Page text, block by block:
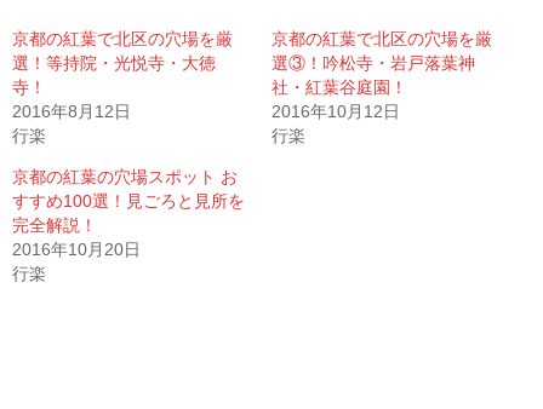
京都の紅葉で北区の穴場を厳
選！等持院・光悦寺・大徳
寺！
2016年8月12日
行楽
京都の紅葉で北区の穴場を厳
選③！吟松寺・岩戸落葉神
社・紅葉谷庭園！
2016年10月12日
行楽
京都の紅葉の穴場スポット お
すすめ100選！見ごろと見所を
完全解説！
2016年10月20日
行楽